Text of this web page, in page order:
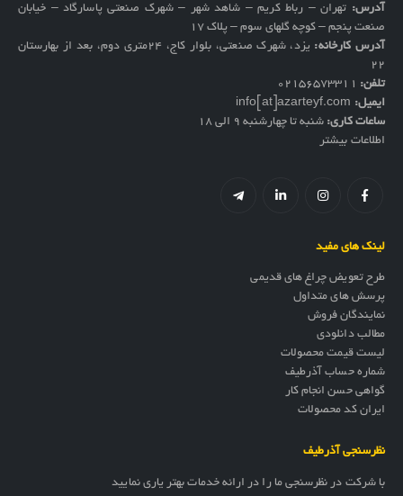
آدرس: تهران – رباط کریم – شاهد شهر – شهرک صنعتی پاسارگاد – خیابان
صنعت پنجم – کوچه گلهای سوم – پلاک 17
آدرس کارخانه:
یزد، شهرک صنعتی، بلوار کاج، ۲۴متری دوم، بعد از بهارستان
۲۲
تلفن: 02156573311
ایمیل: info[at]azarteyf.com
ساعات کاری: شنبه تا چهارشنبه 9 الی 18
اطلاعات بیشتر
لینک های مفید
طرح تعویض چراغ های قدیمی
پرسش های متداول
نمایندگان فروش
مطالب دانلودی
لیست قیمت محصولات
شماره حساب آذرطیف
گواهی حسن انجام کار
ایران کد محصولات
نظرسنجی آذرطیف
با شرکت در نظرسنجی ما را در ارائه خدمات بهتر یاری نمایید